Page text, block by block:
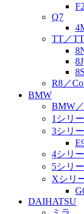
Q7
TT／
8J
8S
R8／
BMW
BMW
1シリ
3シリ
4シリ
5シリ
Xシリ
DAIHATSU